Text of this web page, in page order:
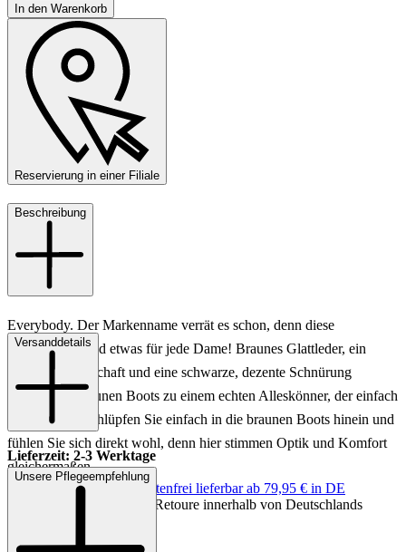
In den Warenkorb
Reservierung in einer Filiale
Beschreibung
Everybody. Der Markenname verrät es schon, denn diese
Schnürboots sind etwas für jede Dame! Braunes Glattleder, ein
knöchelhoher Schaft und eine schwarze, dezente Schnürung
machen die braunen Boots zu einem echten Alleskönner, der einfach
immer passt. Schlüpfen Sie einfach in die braunen Boots hinein und
fühlen Sie sich direkt wohl, denn hier stimmen Optik und Komfort
gleichermaßen.
Versanddetails
Lieferzeit: 2-3 Werktage
Keine Versandkosten:
kostenfrei lieferbar ab 79,95 € in DE
Einfache und Kostenlose Retoure innerhalb von Deutschlands
Unsere Pflegeempfehlung